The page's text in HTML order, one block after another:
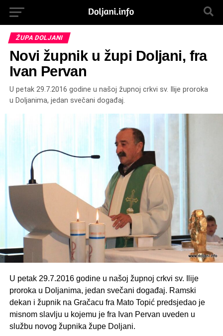
ŽUPA DOLJANI
Novi župnik u župi Doljani, fra
Ivan Pervan
U petak 29.7.2016 godine u našoj župnoj crkvi sv. Ilije proroka
u Doljanima, jedan svečani događaj.
U petak 29.7.2016 godine u našoj župnoj crkvi sv. Ilije
proroka u Doljanima, jedan svečani događaj. Ramski
dekan i župnik na Gračacu fra Mato Topić predsjedao je
misnom slavlju u kojemu je fra Ivan Pervan uveden u
službu novog župnika župe Doljani.